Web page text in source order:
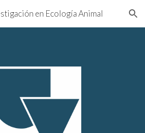
Skip to navigation
en Ecología Animal